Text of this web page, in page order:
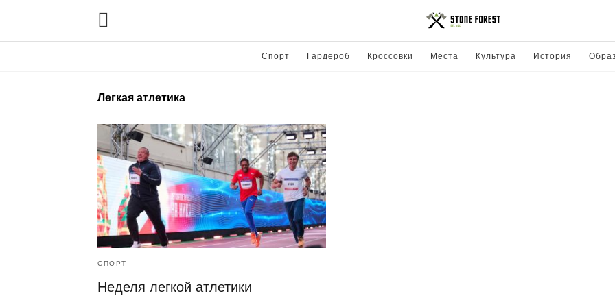
Спорт Гардероб Кроссовки Места Культура История
Легкая атлетика
СПОРТ
Неделя легкой атлетики